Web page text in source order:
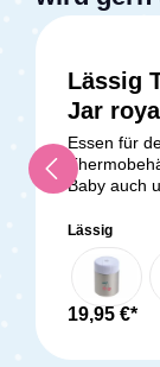
Lässig
Jar
Essen für
Baby auch
Edelstahl
Speisen.
auslaufen
von 315 ml
Lieferumfang: 1x LÄSSIG
Lässig
19,95 €*